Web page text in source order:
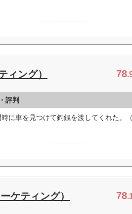
ィング） 78
評判
に車を見つけて釣銭を渡してくれた。
ケティング） 78